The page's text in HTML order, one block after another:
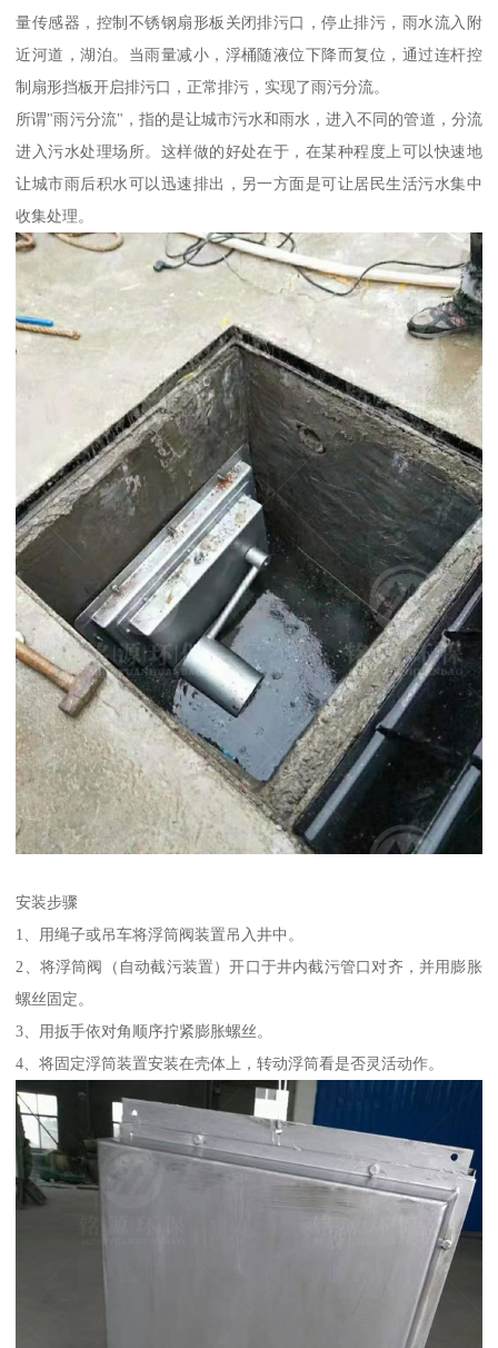
量传感器，控制不锈钢扇形板关闭排污口，停止排污，雨水流入附
近河道，湖泊。当雨量减小，浮桶随液位下降而复位，通过连杆控
制扇形挡板开启排污口，正常排污，实现了雨污分流。
所谓"雨污分流"，指的是让城市污水和雨水，进入不同的管道，分流
进入污水处理场所。这样做的好处在于，在某种程度上可以快速地
让城市雨后积水可以迅速排出，另一方面是可让居民生活污水集中
收集处理。
安装步骤
1、用绳子或吊车将浮筒阀装置吊入井中。
2、将浮筒阀（自动截污装置）开口于井内截污管口对齐，并用膨胀
螺丝固定。
3、用扳手依对角顺序拧紧膨胀螺丝。
4、将固定浮筒装置安装在壳体上，转动浮筒看是否灵活动作。